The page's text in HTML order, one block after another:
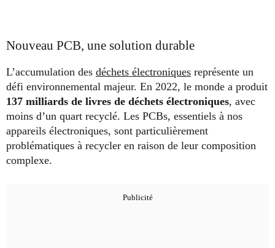
Nouveau PCB, une solution durable
L’accumulation des déchets électroniques représente un
défi environnemental majeur. En 2022, le monde a produit
137 milliards de livres de déchets électroniques, avec
moins d’un quart recyclé. Les PCBs, essentiels à nos
appareils électroniques, sont particulièrement
problématiques à recycler en raison de leur composition
complexe.